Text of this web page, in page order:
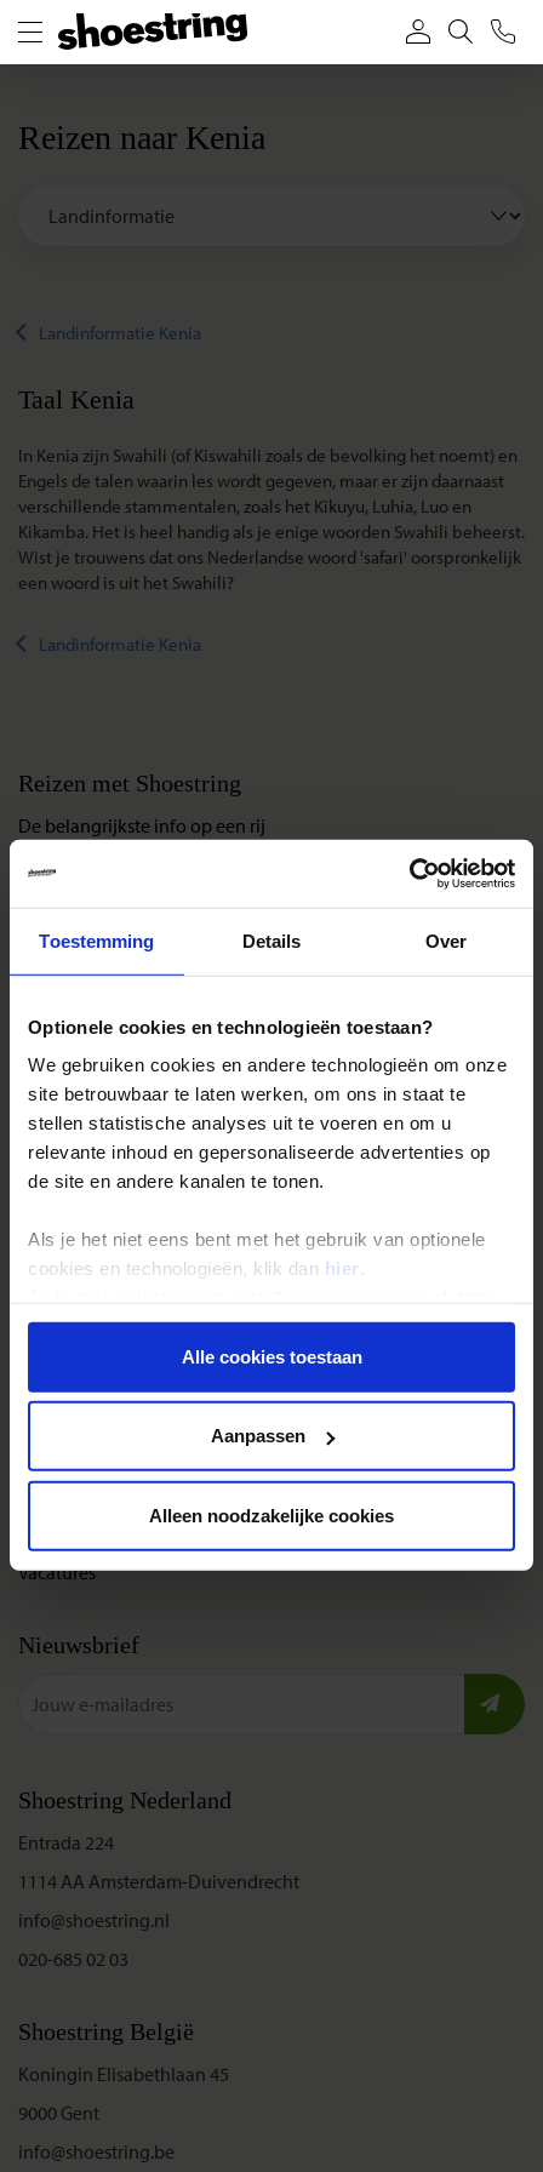
Toestemming Details Over
Optionele cookies en technologieën toestaan?
We gebruiken cookies en andere technologieën om onze
site betrouwbaar te laten werken, om ons in staat te
stellen statistische analyses uit te voeren en om u
relevante inhoud en gepersonaliseerde advertenties op
de site en andere kanalen te tonen.
Als je het niet eens bent met het gebruik van optionele
cookies en technologieën, klik dan hier .
onder aan de pagina op elk gewenst moment voor de
toekomst wijzigen.Alle cookies toestaan
Aanpassen
Alleen noodzakelijke cookies
Reizen naar Kenia
Landinformatie Kenia
Taal Kenia
In Kenia zijn Swahili (of Kiswahili zoals de bevolking het noemt) en
Engels de talen waarin les wordt gegeven, maar er zijn daarnaast
verschillende stammentalen, zoals het Kikuyu, Luhia, Luo en
Kikamba. Het is heel handig als je enige woorden Swahili beheerst.
Wist je trouwens dat ons Nederlandse woord 'safari' oorspronkelijk
een woord is uit het Swahili?
Landinformatie Kenia
Reizen met Shoestring
De belangrijkste info op een rij
Bestemmingen
Duurzaam reizen
Reis- en annuleringsvoorwaarden
Veelgestelde vragen
Inloggen op mijn.Shoestring
Reisthema's
Groepsreizen
Single reizen
Gegarandeerde reizen
Vacatures
Nieuwsbrief
Shoestring Nederland
Entrada 224
1114 AA Amsterdam-Duivendrecht
info@shoestring.nl
020-685 02 03
Shoestring België
Koningin Elisabethlaan 45
9000 Gent
info@shoestring.be